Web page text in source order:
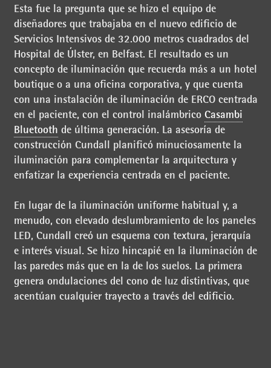
Esta fue la pregunta que se hizo el equipo de
diseñadores que trabajaba en el nuevo edificio de
Servicios Intensivos de 32.000 metros cuadrados del
Hospital de Úlster, en Belfast. El resultado es un
concepto de iluminación que recuerda más a un hotel
boutique o a una oficina corporativa, y que cuenta
con una instalación de iluminación de ERCO centrada
en el paciente, con el control inalámbrico Casambi
Bluetooth de última generación. La asesoría de
construcción Cundall planificó minuciosamente la
iluminación para complementar la arquitectura y
enfatizar la experiencia centrada en el paciente.
En lugar de la iluminación uniforme habitual y, a
menudo, con elevado deslumbramiento de los paneles
LED, Cundall creó un esquema con textura, jerarquía
e interés visual. Se hizo hincapié en la iluminación de
las paredes más que en la de los suelos. La primera
genera ondulaciones del cono de luz distintivas, que
acentúan cualquier trayecto a través del edificio.